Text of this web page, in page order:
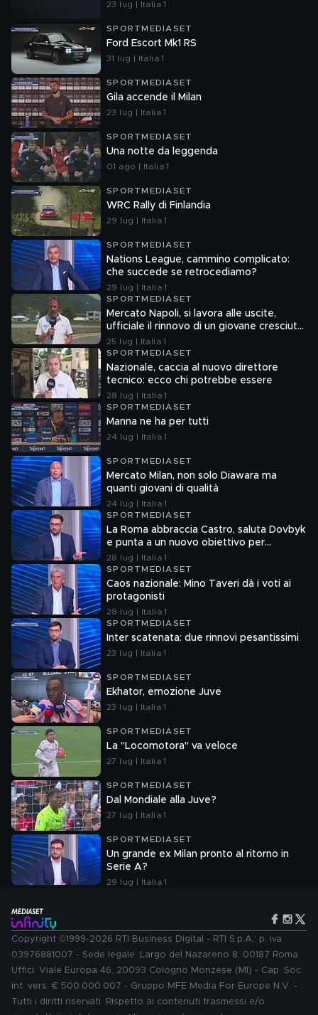
23 lug | Italia 1
SPORTMEDIASET
Ford Escort Mk1 RS
31 lug | Italia 1
SPORTMEDIASET
Gila accende il Milan
23 lug | Italia 1
SPORTMEDIASET
Una notte da leggenda
01 ago | Italia 1
SPORTMEDIASET
WRC Rally di Finlandia
29 lug | Italia 1
SPORTMEDIASET
Nations League, cammino complicato:
che succede se retrocediamo?
29 lug | Italia 1
SPORTMEDIASET
Mercato Napoli, si lavora alle uscite,
ufficiale il rinnovo di un giovane cresciuto
nel vivaio
25 lug | Italia 1
SPORTMEDIASET
Nazionale, caccia al nuovo direttore
tecnico: ecco chi potrebbe essere
28 lug | Italia 1
SPORTMEDIASET
Manna ne ha per tutti
24 lug | Italia 1
SPORTMEDIASET
Mercato Milan, non solo Diawara ma
quanti giovani di qualità
24 lug | Italia 1
SPORTMEDIASET
La Roma abbraccia Castro, saluta Dovbyk
e punta a un nuovo obiettivo per
l'attacco
28 lug | Italia 1
SPORTMEDIASET
Caos nazionale: Mino Taveri dà i voti ai
protagonisti
28 lug | Italia 1
SPORTMEDIASET
Inter scatenata: due rinnovi pesantissimi
23 lug | Italia 1
SPORTMEDIASET
Ekhator, emozione Juve
23 lug | Italia 1
SPORTMEDIASET
La "Locomotora" va veloce
27 lug | Italia 1
SPORTMEDIASET
Dal Mondiale alla Juve?
27 lug | Italia 1
SPORTMEDIASET
Un grande ex Milan pronto al ritorno in
Serie A?
29 lug | Italia 1
Copyright ©1999-2026 RTI Business Digital - RTI S.p.A.: p. iva
03976881007 - Sede legale: Largo del Nazareno 8, 00187 Roma.
Uffici: Viale Europa 46, 20093 Cologno Monzese (MI) - Cap. Soc.
int. vers. € 500.000.007 - Gruppo MFE Media For Europe N.V. -
Tutti i diritti riservati. Rispetto ai contenuti trasmessi e/o